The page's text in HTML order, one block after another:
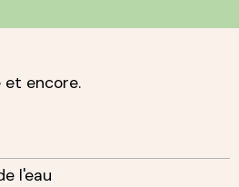
et encore.
l'eau